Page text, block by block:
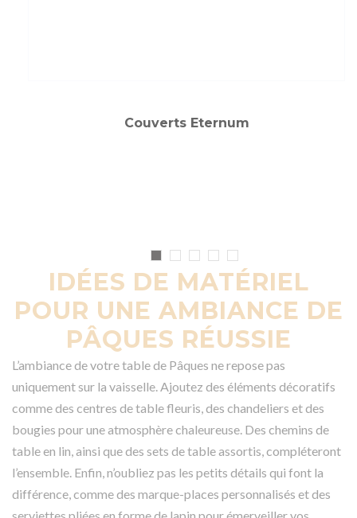
Couverts Eternum
IDÉES DE MATÉRIEL
POUR UNE AMBIANCE DE
PÂQUES RÉUSSIE
L’ambiance de votre table de Pâques ne repose pas
uniquement sur la vaisselle. Ajoutez des éléments décoratifs
comme des centres de table fleuris, des chandeliers et des
bougies pour une atmosphère chaleureuse. Des chemins de
table en lin, ainsi que des sets de table assortis, compléteront
l’ensemble. Enfin, n’oubliez pas les petits détails qui font la
différence, comme des marque-places personnalisés et des
serviettes pliées en forme de lapin pour émerveiller vos